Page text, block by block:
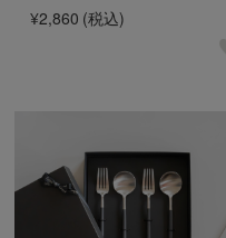
¥2,860 (税込)